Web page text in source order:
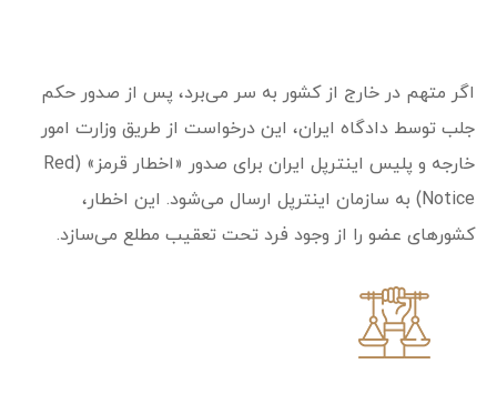
اگر متهم در خارج از کشور به سر می‌برد، پس از صدور حکم
جلب توسط دادگاه ایران، این درخواست از طریق وزارت امور
خارجه و پلیس اینترپل ایران برای صدور «اخطار قرمز» (Red
Notice) به سازمان اینترپل ارسال می‌شود. این اخطار،
کشورهای عضو را از وجود فرد تحت تعقیب مطلع می‌سازد.